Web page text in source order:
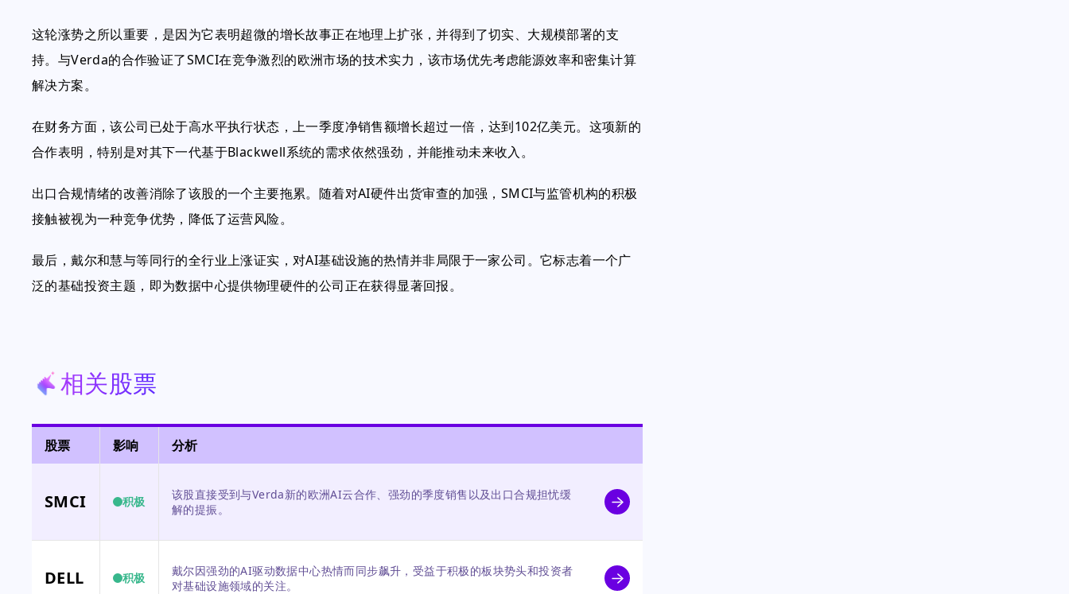
这轮涨势之所以重要，是因为它表明超微的增长故事正在地理上扩张，并得到了切实、大规模部署的支
持。与Verda的合作验证了SMCI在竞争激烈的欧洲市场的技术实力，该市场优先考虑能源效率和密集计算
解决方案。
在财务方面，该公司已处于高水平执行状态，上一季度净销售额增长超过一倍，达到102亿美元。这项新的
合作表明，特别是对其下一代基于Blackwell系统的需求依然强劲，并能推动未来收入。
出口合规情绪的改善消除了该股的一个主要拖累。随着对AI硬件出货审查的加强，SMCI与监管机构的积极
接触被视为一种竞争优势，降低了运营风险。
最后，戴尔和慧与等同行的全行业上涨证实，对AI基础设施的热情并非局限于一家公司。它标志着一个广
泛的基础投资主题，即为数据中心提供物理硬件的公司正在获得显著回报。
相关股票
股票 影响 分析
SMCI 积极
该股直接受到与Verda新的欧洲AI云合作、强劲的季度销售以及出口合规担忧缓
解的提振。
DELL 积极
戴尔因强劲的AI驱动数据中心热情而同步飙升，受益于积极的板块势头和投资者
对基础设施领域的关注。